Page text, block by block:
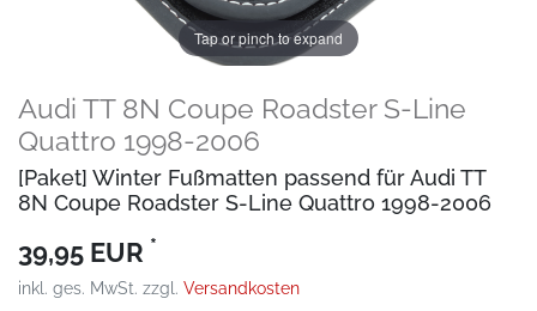
Tap or pinch to expand
Audi TT 8N Coupe Roadster S-Line
Quattro 1998-2006
[Paket] Winter Fußmatten passend für Audi TT
8N Coupe Roadster S-Line Quattro 1998-2006
39,95 EUR *
inkl. ges. MwSt. zzgl. Versandkosten